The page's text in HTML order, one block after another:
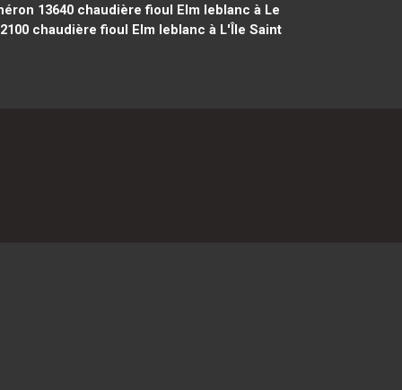
13640chaudière fioul Elm leblanc à Le
chaudière fioul Elm leblanc à L'Île Saint